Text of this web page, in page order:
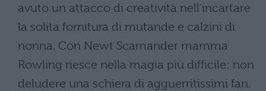
avuto un attacco di creatività nell’incartare
la solita fornitura di mutande e calzini di
nonna. Con Newt Scamander mamma
Rowling riesce nella magia più difficile: non
deludere una schiera di agguerritissimi fan.